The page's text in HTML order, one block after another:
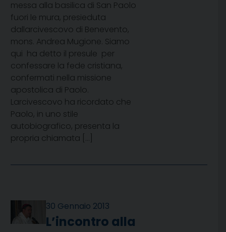
messa alla basilica di San Paolo
fuori le mura, presieduta
dallarcivescovo di Benevento,
mons. Andrea Mugione. Siamo
qui  ha detto il presule  per
confessare la fede cristiana,
confermati nella missione
apostolica di Paolo.
Larcivescovo ha ricordato che
Paolo, in uno stile
autobiografico, presenta la
propria chiamata […]
30 Gennaio 2013
L’incontro alla